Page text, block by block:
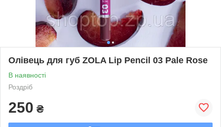
Олівець для губ ZOLA Lip Pencil 03 Pale Rose
В наявності
Роздріб
250 ₴